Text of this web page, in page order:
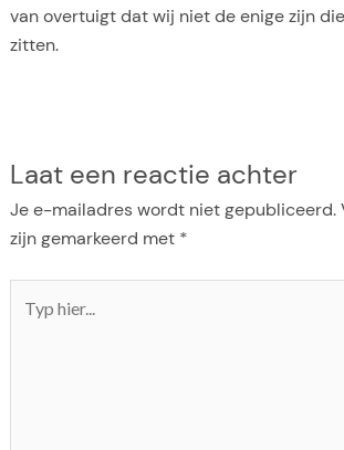
van overtuigt dat wij niet de enige zijn
zitten.
Laat een reactie achter
Je e-mailadres wordt niet gepubliceerd.
zijn gemarkeerd met *
hier...